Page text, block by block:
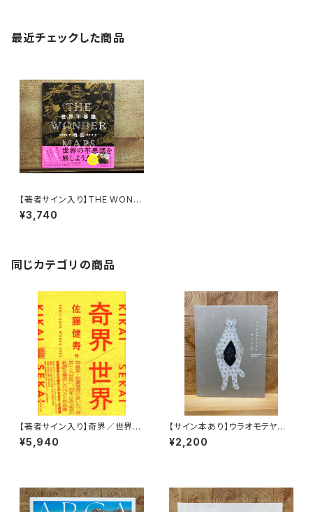
最近チェックした商品
【著者サイン入り】THE WOND
ER MAPS 世界不思議地図
¥3,740
同じカテゴリの商品
【著者サイン入り】奇界／世界
佐藤健寿作品集
¥5,940
【サイン本あり】ウラオモテヤマ
ネコ
¥2,200